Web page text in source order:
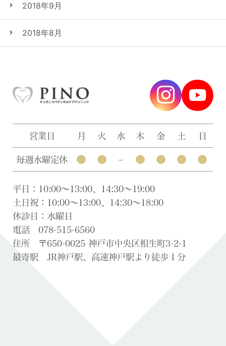
2018年9月
2018年8月
営業日 月 火 水 木 金 土 日
毎週水曜定休 ● ● – ● ● ● ●
平日：10:00〜13:00、14:30〜19:00
土日祝：10:00〜13:00、14:30〜18:00
休診日：水曜日
電話 078-515-6560
住所 〒650-0025 神戸市中央区相生町3-2-1
最寄駅 JR神戸駅、高速神戸駅より徒歩１分